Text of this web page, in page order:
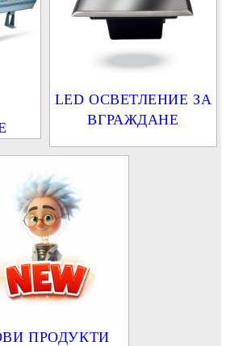
LED ОСВЕТЛЕНИЕ ЗА
ВГРАЖДАНЕ
ПРОДУКТИ